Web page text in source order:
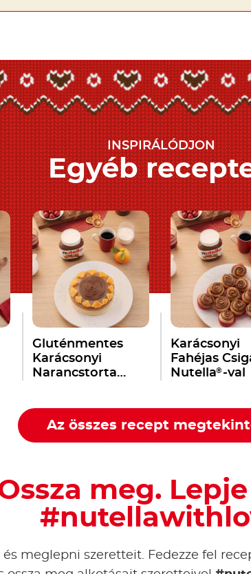
INSPIRÁLÓDJON
Egyéb
Gluténmentes
Karácsonyi
Narancstorta
Karácsonyi
Fahéjas
Nutella®-val
Az összes recept
meg.
meglepni szeretteit. Fedezze fel